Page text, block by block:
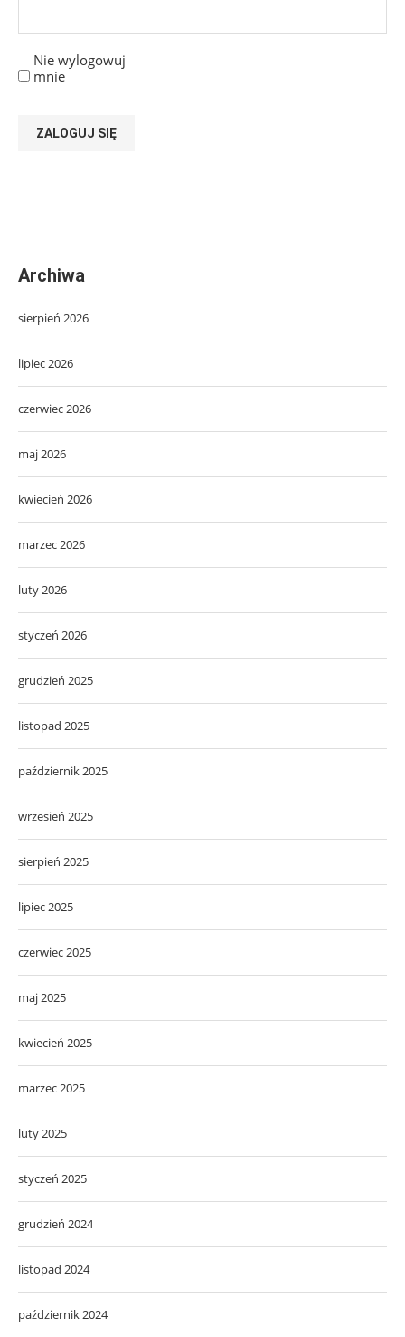
Nie wylogowuj
mnie
ZALOGUJ SIĘ
Archiwa
sierpień 2026
lipiec 2026
czerwiec 2026
maj 2026
kwiecień 2026
marzec 2026
luty 2026
styczeń 2026
grudzień 2025
listopad 2025
październik 2025
wrzesień 2025
sierpień 2025
lipiec 2025
czerwiec 2025
maj 2025
kwiecień 2025
marzec 2025
luty 2025
styczeń 2025
grudzień 2024
listopad 2024
październik 2024